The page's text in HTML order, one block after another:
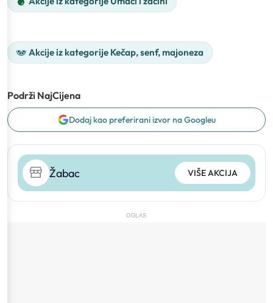
Akcije iz kategorije Kečap, senf, majoneza
Podrži NajCijena
Dodaj kao preferirani izvor na Googleu
Žabac VIŠE AKCIJA
OGLAS